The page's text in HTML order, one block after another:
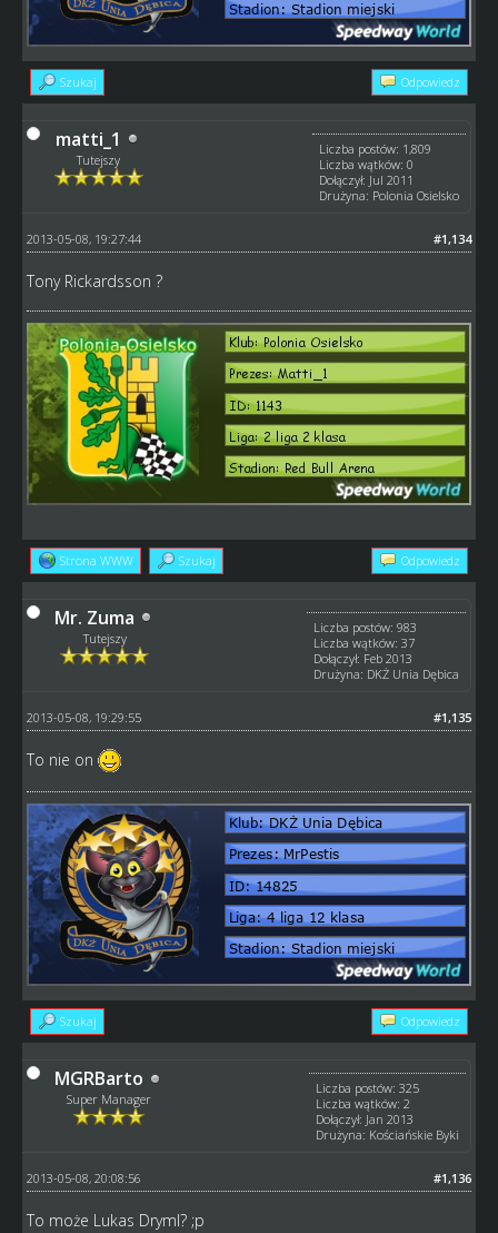
Szukaj Odpowiedz
matti_1
Tutejszy
Liczba postów: 1,809
Liczba wątków: 0
Dołączył: Jul 2011
Drużyna: Polonia Osielsko
#1,134
2013-05-08, 19:27:44
Tony Rickardsson ?
Strona WWW Szukaj Odpowiedz
Mr. Zuma
Tutejszy
Liczba postów: 983
Liczba wątków: 37
Dołączył: Feb 2013
Drużyna: DKŻ Unia Dębica
#1,135
2013-05-08, 19:29:55
To nie on
Szukaj Odpowiedz
MGRBarto
Super Manager
Liczba postów: 325
Liczba wątków: 2
Dołączył: Jan 2013
Drużyna: Kościańskie Byki
#1,136
2013-05-08, 20:08:56
To może Lukas Dryml? ;p